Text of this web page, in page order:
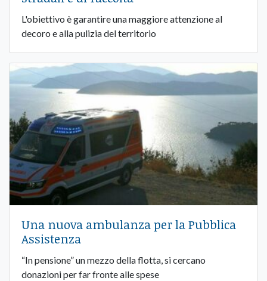
L'obiettivo è garantire una maggiore attenzione al
decoro e alla pulizia del territorio
Una nuova ambulanza per la Pubblica
Assistenza
“In pensione” un mezzo della flotta, si cercano
donazioni per far fronte alle spese